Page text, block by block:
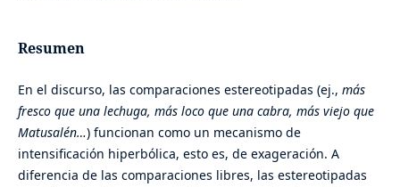
Resumen
En el discurso, las comparaciones estereotipadas (ej., más
fresco que una lechuga, más loco que una cabra, más viejo que
Matusalén…) funcionan como un mecanismo de
intensificación hiperbólica, esto es, de exageración. A
diferencia de las comparaciones libres, las estereotipadas